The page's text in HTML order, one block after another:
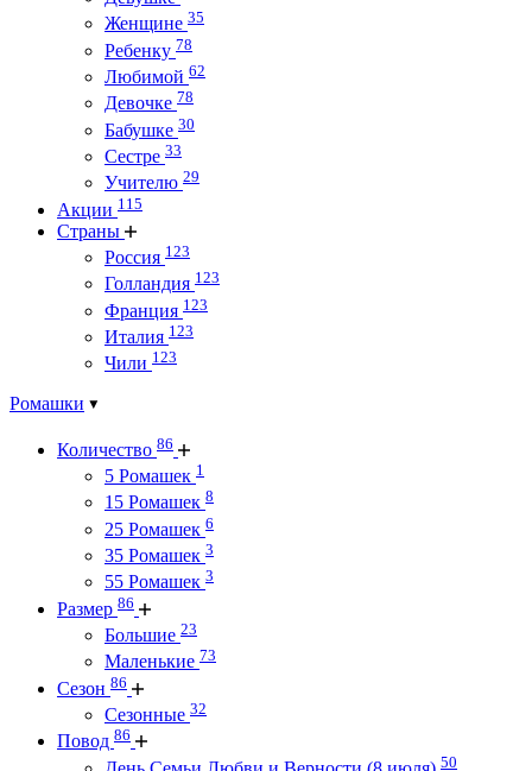
Женщине 35
Ребенку 78
Любимой 62
Девочке 78
Бабушке 30
Сестре 33
Учителю 29
Акции 115
Страны
Россия 123
Голландия 123
Франция 123
Италия 123
Чили 123
Ромашки
Количество 86
5 Ромашек 1
15 Ромашек 8
25 Ромашек 6
35 Ромашек 3
55 Ромашек 3
Размер 86
Большие 23
Маленькие 73
Сезон 86
Сезонные 32
Повод 86
50